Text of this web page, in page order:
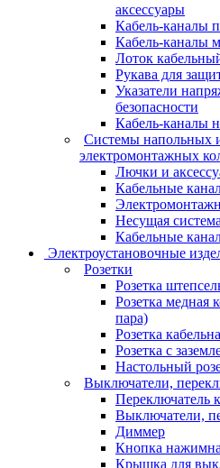
аксессуары
Кабель-каналы
Кабель-каналы
Лоток
Рукава для
Указатели
безопасности
Кабель-каналы
Системы напольных
электромонтажных
Лючки и
Кабельные
Несущая
Кабельные
Электроустановочные
Розетки
Розетка
Розетка медная
пара)
Розетка
Розетка с
Настольный
Выключатели,
Выключатели,
Диммер
Кнопка
Крышка для